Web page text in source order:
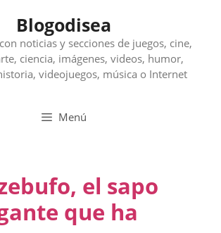
Blogodisea
noticias y secciones de juegos, cine,
ciencia, imágenes, videos, humor,
videojuegos, música o Internet
Menú
el sapo
que ha